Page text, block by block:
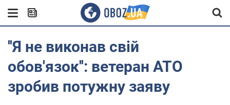
''Я не виконав свій
обов'язок'': ветеран АТО
зробив потужну заяву